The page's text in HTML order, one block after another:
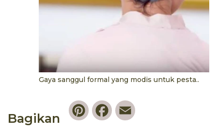
Gaya sanggul formal yang modis untuk pesta..
Bagikan
PinterestFacebook